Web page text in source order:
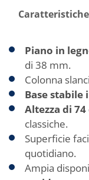
Piano in
di 38 mm.
Colonna
Base stabile
Altezza di 74
classiche.
Superficie
quotidiano.
Ampia